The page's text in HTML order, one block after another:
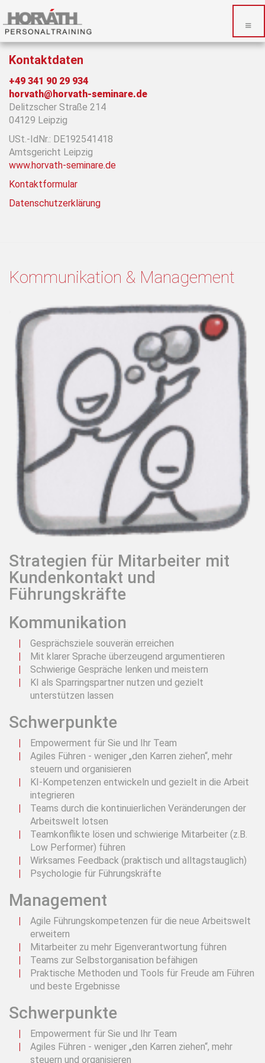
Kontaktdaten
+49 341 90 29 934
horvath@horvath-seminare.de
Delitzscher Straße 214
04129 Leipzig
USt.-IdNr.: DE192541418
Amtsgericht Leipzig
www.horvath-seminare.de
Kontaktformular
Datenschutzerklärung
Kommunikation & Management
Strategien für Mitarbeiter mit
Kundenkontakt und
Führungskräfte
Kommunikation
Gesprächsziele souverän erreichen
Mit klarer Sprache überzeugend argumentieren
Schwierige Gespräche lenken und meistern
KI als Sparringspartner nutzen und gezielt
unterstützen lassen
Schwerpunkte
Empowerment für Sie und Ihr Team
Agiles Führen - weniger „den Karren ziehen“, mehr
steuern und organisieren
KI-Kompetenzen entwickeln und gezielt in die Arbeit
integrieren
Teams durch die kontinuierlichen Veränderungen der
Arbeitswelt lotsen
Teamkonflikte lösen und schwierige Mitarbeiter (z.B.
Low Performer) führen
Wirksames Feedback (praktisch und alltagstauglich)
Psychologie für Führungskräfte
Management
Agile Führungskompetenzen für die neue Arbeitswelt
erweitern
Mitarbeiter zu mehr Eigenverantwortung führen
Teams zur Selbstorganisation befähigen
Praktische Methoden und Tools für Freude am Führen
und beste Ergebnisse
Schwerpunkte
Empowerment für Sie und Ihr Team
Agiles Führen - weniger „den Karren ziehen“, mehr
steuern und organisieren